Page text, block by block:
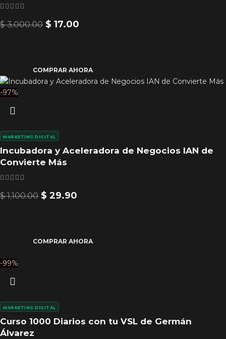
$3,000.00 $ 17.00
COMPRAR AHORA
-97%
Incubadora y Aceleradora de Negocios IAN de
Convierte Más
MARKETING DIGITAL
$1,100.00 $ 29.90
COMPRAR AHORA
-99%
Curso 1000 Diarios con tu VSL de Germán
Álvarez
MARKETING DIGITAL